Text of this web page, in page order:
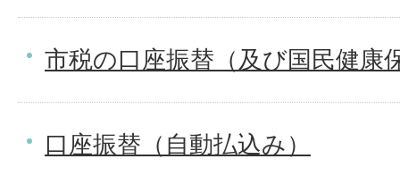
市税の口座振替（及び国民健康
口座振替（自動払込み）